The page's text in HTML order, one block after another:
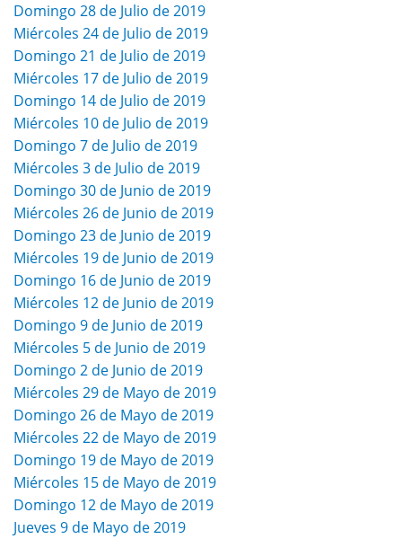
Domingo 28 de Julio de 2019
Miércoles 24 de Julio de 2019
Domingo 21 de Julio de 2019
Miércoles 17 de Julio de 2019
Domingo 14 de Julio de 2019
Miércoles 10 de Julio de 2019
Domingo 7 de Julio de 2019
Miércoles 3 de Julio de 2019
Domingo 30 de Junio de 2019
Miércoles 26 de Junio de 2019
Domingo 23 de Junio de 2019
Miércoles 19 de Junio de 2019
Domingo 16 de Junio de 2019
Miércoles 12 de Junio de 2019
Domingo 9 de Junio de 2019
Miércoles 5 de Junio de 2019
Domingo 2 de Junio de 2019
Miércoles 29 de Mayo de 2019
Domingo 26 de Mayo de 2019
Miércoles 22 de Mayo de 2019
Domingo 19 de Mayo de 2019
Miércoles 15 de Mayo de 2019
Domingo 12 de Mayo de 2019
Jueves 9 de Mayo de 2019